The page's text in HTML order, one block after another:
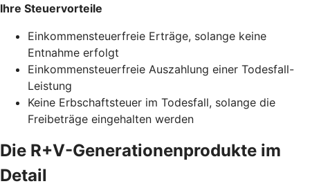
Ihre Steuervorteile
Einkommensteuerfreie Erträge, solange keine
Entnahme erfolgt
Einkommensteuerfreie Auszahlung einer Todesfall-
Leistung
Keine Erbschaftsteuer im Todesfall, solange die
Freibeträge eingehalten werden
Die R+V-Generationenprodukte im
Detail